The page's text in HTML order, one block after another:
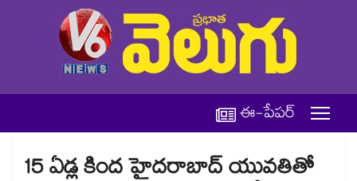
ఈ-పేపర్
15 ఏడ్ల కింద హైదరాబాద్ యువతితో